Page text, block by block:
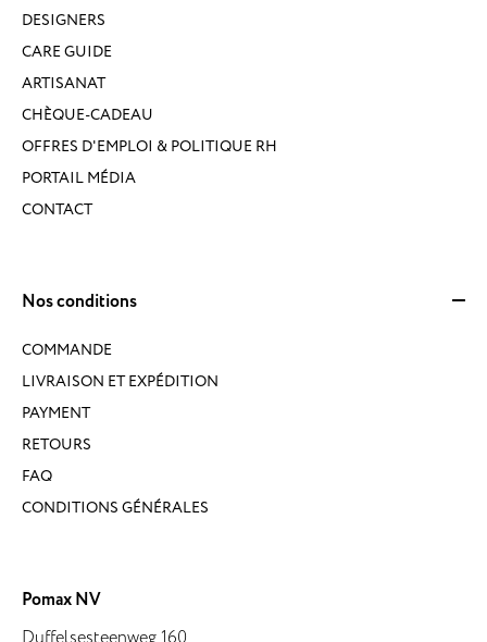
DESIGNERS
CARE GUIDE
ARTISANAT
CHÈQUE-CADEAU
OFFRES D'EMPLOI & POLITIQUE RH
PORTAIL MÉDIA
CONTACT
Nos conditions
COMMANDE
LIVRAISON ET EXPÉDITION
PAYMENT
RETOURS
FAQ
CONDITIONS GÉNÉRALES
Pomax NV